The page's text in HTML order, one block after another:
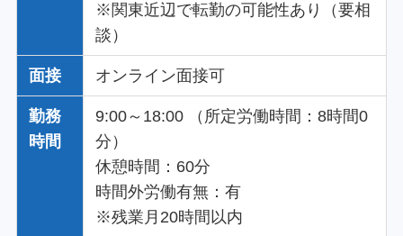
※関東近辺で転勤の可能性あり（要相
談）
面接 オンライン面接可
勤務
時間
9:00～18:00 （所定労働時間：8時間0
分）
休憩時間：60分
時間外労働有無：有
※残業月20時間以内